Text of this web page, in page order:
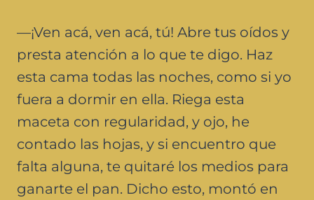
—¡Ven acá, ven acá, tú! Abre tus oídos y
presta atención a lo que te digo. Haz
esta cama todas las noches, como si yo
fuera a dormir en ella. Riega esta
maceta con regularidad, y ojo, he
contado las hojas, y si encuentro que
falta alguna, te quitaré los medios para
ganarte el pan. Dicho esto, montó en